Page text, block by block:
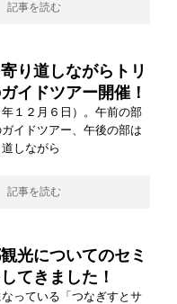
記事を読む
り道しながらトリ
イドツアー開催！
１２月６日）。午前の部
イドツアー、午後の部は
しながら
記事を読む
光についてのセミ
てきました！
っている「つなぎすとサ